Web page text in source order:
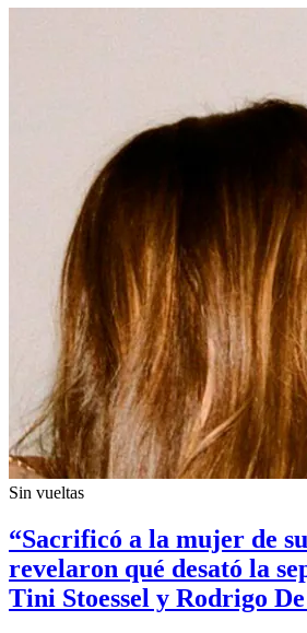
Sin vueltas
“Sacrificó a la mujer de
revelaron qué desató la
Tini Stoessel y Rodrigo